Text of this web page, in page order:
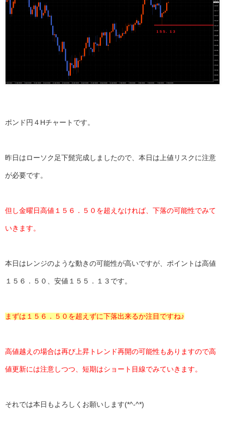
ポンド円４Hチャートです。
昨日はローソク足下髭完成しましたので、本日は上値リスクに注意
が必要です。
但し金曜日高値１５６．５０を超えなければ、下落の可能性でみて
いきます。
本日はレンジのような動きの可能性が高いですが、ポイントは高値
１５６．５０、安値１５５．１３です。
まずは１５６．５０を超えずに下落出来るか注目ですね♪
高値越えの場合は再び上昇トレンド再開の可能性もありますので高
値更新には注意しつつ、短期はショート目線でみていきます。
それでは本日もよろしくお願いします(*^-^*)